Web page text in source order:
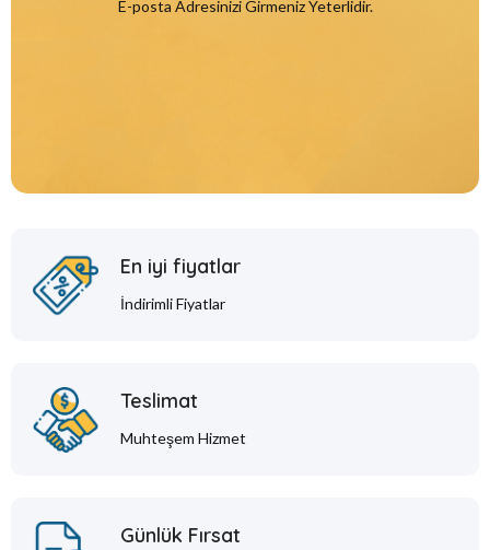
E-posta Adresinizi Girmeniz Yeterlidir.
En iyi fiyatlar
İndirimli Fiyatlar
Teslimat
Muhteşem Hizmet
Günlük Fırsat